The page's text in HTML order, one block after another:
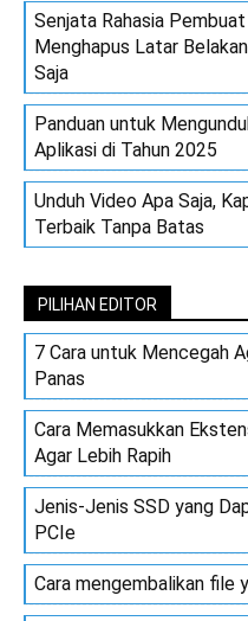
Senjata Rahasia
Menghapus Latar
Saja
Panduan untuk
Aplikasi di Tahun 2025
Unduh Video Apa Saja,
Terbaik Tanpa Batas
PILIHAN EDITOR
7 Cara untuk Mencegah
Panas
Cara Memasukkan
Agar Lebih Rapih
Jenis-Jenis SSD yang
PCIe
Cara mengembalikan file